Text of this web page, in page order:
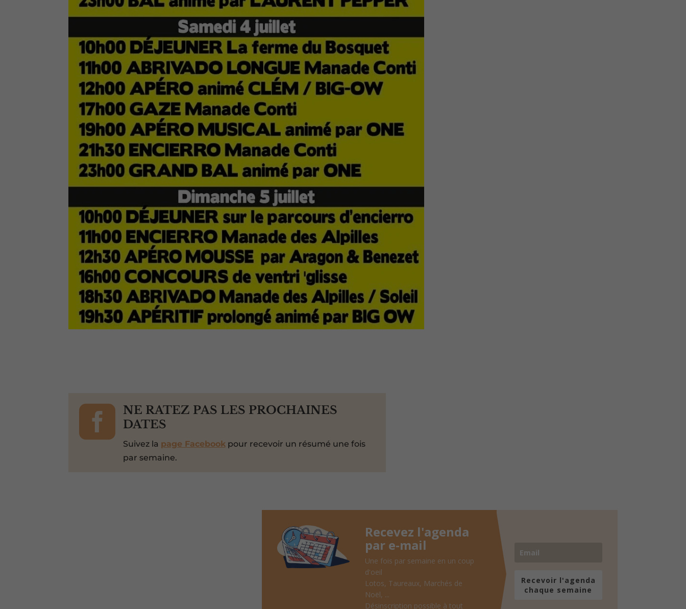

NE RATEZ PAS LES PROCHAINES
DATES
Suivez la page Facebookpour recevoir un résumé une fois
par semaine.
Recevez l'agenda
par e-mail
Une fois par semaine en un coup
d'oeil
Lotos, Taureaux, Marchés de
Noël, ...
Désinscription possible à tout
Recevoir l'agenda
chaque semaine